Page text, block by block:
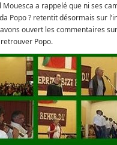
a rappelé que ni ses
Popo ? retentit désormais sur
ouvert les commentaires
Popo.